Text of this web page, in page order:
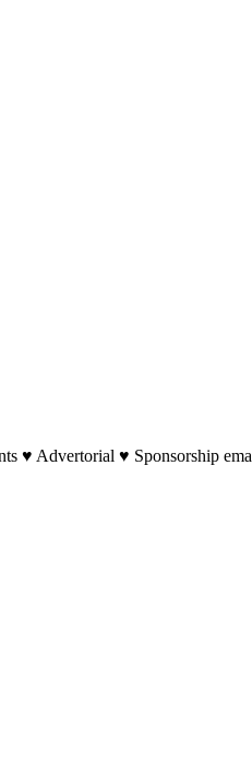
♥ Advertorial ♥ Sponsorship